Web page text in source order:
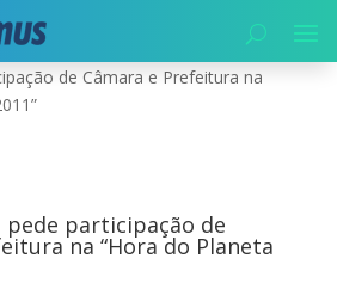
|
de Câmara e Prefeitura na
pede participação de
na “Hora do Planeta